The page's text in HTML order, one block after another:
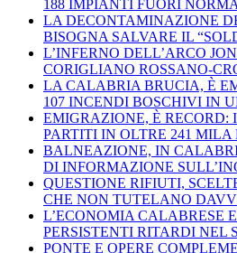
188 IMPIANTI FUORI
LA DECONTAMINAZIONE
BISOGNA SALVARE IL
L’INFERNO DELL’ARCO
CORIGLIANO ROSSANO-
LA CALABRIA BRUCIA, È
107 INCENDI BOSCHIVI IN
EMIGRAZIONE, È RECORD:
PARTITI IN OLTRE 241
BALNEAZIONE, IN
DI INFORMAZIONE
QUESTIONE RIFIUTI,
CHE NON TUTELANO
L’ECONOMIA CALABRESE
PERSISTENTI RITARDI NEL
PONTE E OPERE